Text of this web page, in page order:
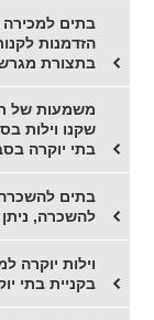
בתים למכירה
הזדמנות
בתצורת
משמעות של
שקנו וילות
בתי יוקרה
בתים להשכרה
להשכרה, ניתן
וילות יוקרה
בקניית בתי